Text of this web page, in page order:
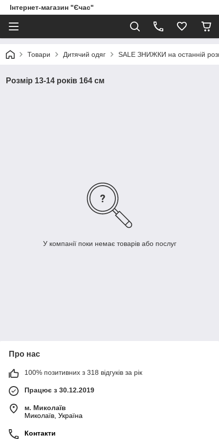
Інтернет-магазин "Єчас"
Товари Дитячий одяг SALE ЗНИЖКИ на останній
Розмір 13-14 років 164 см
У компанії поки немає товарів або послуг
Про нас
100% позитивних з 318 відгуків за рік
Працює з 30.12.2019
м. Миколаїв
Миколаїв, Україна
Контакти